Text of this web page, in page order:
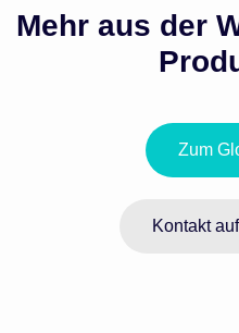
Mehr aus der
Zum
Kontakt